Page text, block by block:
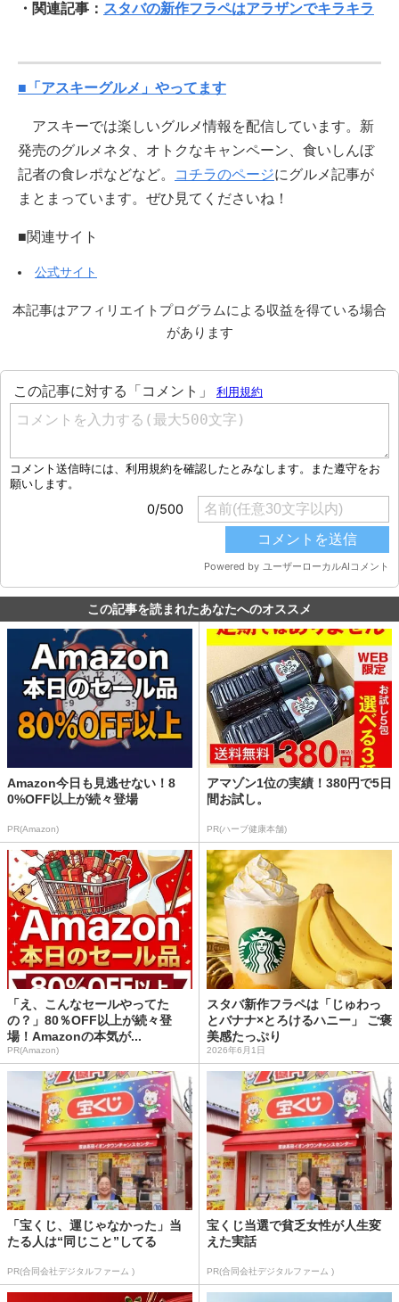
・関連記事： スタバの新作フラペはアラザンでキラキラ
■「アスキーグルメ」やってます
アスキーでは楽しいグルメ情報を配信しています。新
発売のグルメネタ、オトクなキャンペーン、食いしんぼ
記者の食レポなどなど。
コチラのページにグルメ記事が
まとまっています。ぜひ見てくださいね！
■関連サイト
公式サイト
本記事はアフィリエイトプログラムによる収益を得ている場合
があります
この記事を読まれたあなたへのオススメ
Amazon今日も見逃せない！8
0%OFF以上が続々登場
PR(Amazon)
アマゾン1位の実績！380円で5日
間お試し。
PR(ハーブ健康本舗)
「え、こんなセールやってた
の？」80％OFF以上が続々登
場！Amazonの本気が...
PR(Amazon)
スタバ新作フラペは「じゅわっ
とバナナ×とろけるハニー」 ご褒
美感たっぷり
2026年6月1日
「宝くじ、運じゃなかった」当
たる人は“同じこと”してる
PR(合同会社デジタルファーム )
宝くじ当選で貧乏女性が人生変
えた実話
PR(合同会社デジタルファーム )